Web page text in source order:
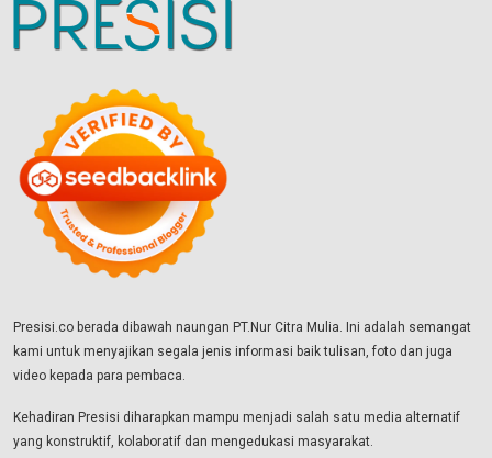
Presisi.co berada dibawah naungan PT.Nur Citra Mulia. Ini adalah semangat
kami untuk menyajikan segala jenis informasi baik tulisan, foto dan juga
video kepada para pembaca.
Kehadiran Presisi diharapkan mampu menjadi salah satu media alternatif
yang konstruktif, kolaboratif dan mengedukasi masyarakat.